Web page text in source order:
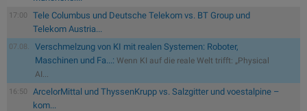
17:00
Tele Columbus und Deutsche Telekom vs. BT Group und
Telekom Austria...
07.08.
Verschmelzung von KI mit realen Systemen: Roboter,
Maschinen und Fa...: Wenn KI auf die reale Welt trifft: „Physical
AI...
16:50
ArcelorMittal und ThyssenKrupp vs. Salzgitter und voestalpine –
kom...